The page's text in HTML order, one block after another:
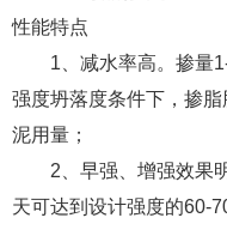
性能特点
1、减水率高。掺量1-
强度坍落度条件下，掺
泥用量；
2、早强、增强效果明
天可达到设计强度的60-